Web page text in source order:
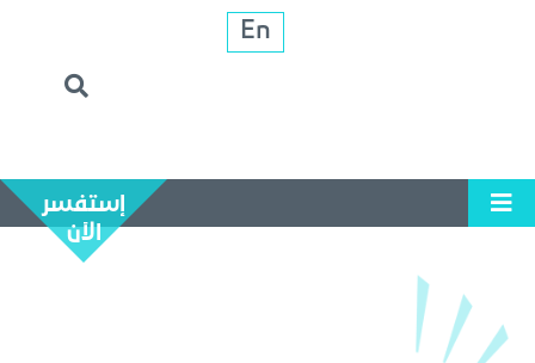
En
إستفسر
الآن